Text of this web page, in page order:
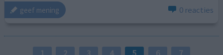
geef mening 0 reacties